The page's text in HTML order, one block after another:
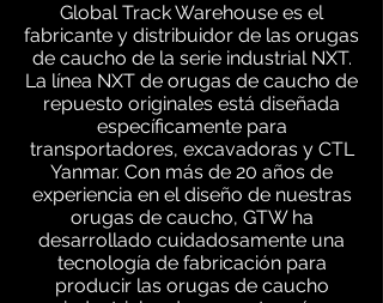
Global Track Warehouse es el
fabricante y distribuidor de las orugas
de caucho de la serie industrial NXT.
La línea NXT de orugas de caucho de
repuesto originales está diseñada
específicamente para
transportadores, excavadoras y CTL
Yanmar. Con más de 20 años de
experiencia en el diseño de nuestras
orugas de caucho, GTW ha
desarrollado cuidadosamente una
tecnología de fabricación para
producir las orugas de caucho